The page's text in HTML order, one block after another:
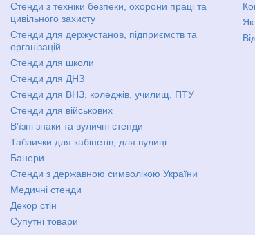
Стенди з техніки безпеки, охорони праці та
цивільного захисту
Стенди для держустанов, підприємств та
організацій
Стенди для школи
Стенди для ДНЗ
Стенди для ВНЗ, коледжів, училищ, ПТУ
Стенди для військових
В'їзні знаки та вуличні стенди
Таблички для кабінетів, для вулиці
Банери
Стенди з державною символікою України
Медичні стенди
Декор стін
Супутні товари